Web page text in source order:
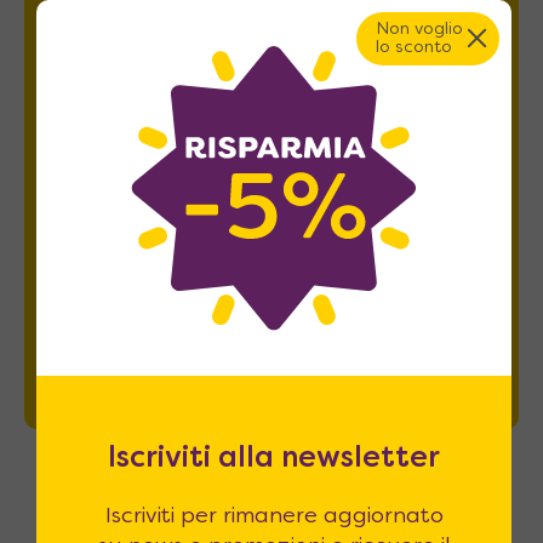
Esprimo il mio consenso al trattamento dati
relativamente al
dell'informativa
Contattaci
Non voglio
lo sconto
Iscriviti alla newsletter
Iscriviti per rimanere aggiornato